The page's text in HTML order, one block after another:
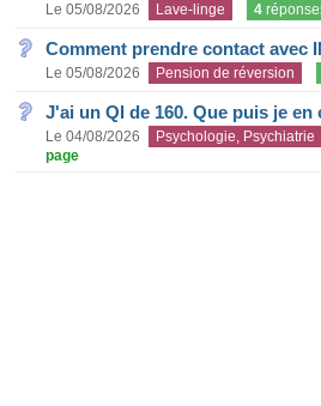
Le 05/08/2026 Lave-linge 4
Comment prendre contact avec
Le 05/08/2026 Pension de réversion
J'ai un QI de 160. Que puis je en
Le 04/08/2026 Psychologie, Psychiatrie
page